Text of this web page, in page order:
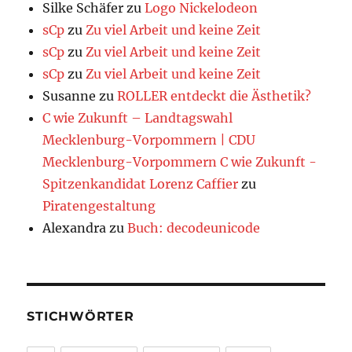
Silke Schäfer zuLogo Nickelodeon
sCp zuZu viel Arbeit und keine Zeit
sCp zuZu viel Arbeit und keine Zeit
sCp zuZu viel Arbeit und keine Zeit
Susanne zuROLLER entdeckt die Ästhetik?
C wie Zukunft – Landtagswahl
Mecklenburg-Vorpommern | CDU
Mecklenburg-Vorpommern C wie Zukunft -
Spitzenkandidat Lorenz Caffier zu
Piratengestaltung
Alexandra zuBuch: decodeunicode
STICHWÖRTER